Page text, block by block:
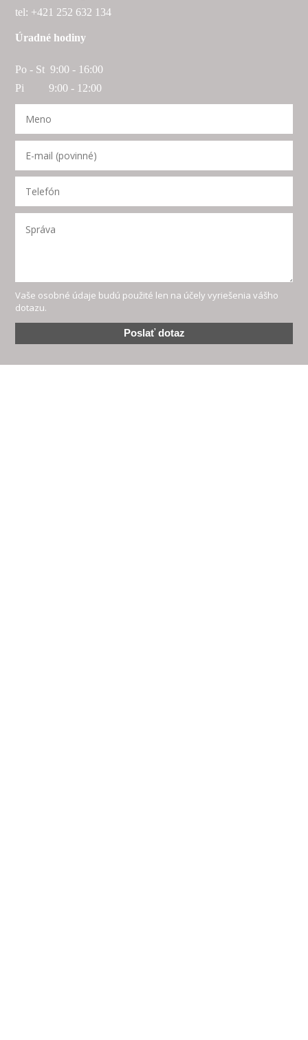
tel: +421 252 632 134
Úradné hodiny
Po - St 9:00 - 16:00
Pi 9:00 - 12:00
Vaše osobné údaje budú použité len na účely vyriešenia vášho
dotazu.
Poslať dotaz